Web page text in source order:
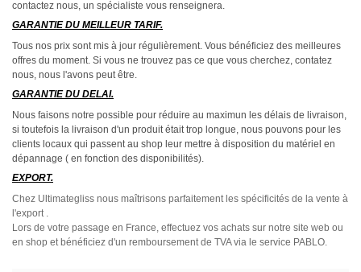
contactez nous, un spécialiste vous renseignera.
GARANTIE DU MEILLEUR TARIF.
Tous nos prix sont mis à jour régulièrement. Vous bénéficiez des meilleures
offres du moment. Si vous ne trouvez pas ce que vous cherchez, contatez
nous, nous l'avons peut être.
GARANTIE DU DELAI.
Nous faisons notre possible pour réduire au maximun les délais de livraison,
si toutefois la livraison d'un produit était trop longue, nous pouvons pour les
clients locaux qui passent au shop leur mettre à disposition du matériel en
dépannage ( en fonction des disponibilités).
EXPORT.
Chez Ultimategliss nous maîtrisons parfaitement les spécificités de la vente à
l'export .
Lors de votre passage en France, effectuez vos achats sur notre site web ou
en shop et bénéficiez d'un remboursement de TVA via le service PABLO.